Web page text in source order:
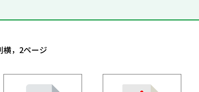
横，2ページ